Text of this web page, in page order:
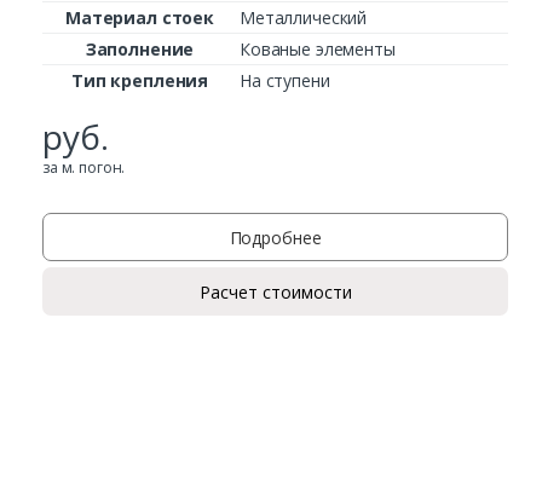
Материал стоек
Металлический
Заполнение
Кованые элементы
Тип крепления
На ступени
руб.
за м. погон.
Подробнее
Расчет стоимости